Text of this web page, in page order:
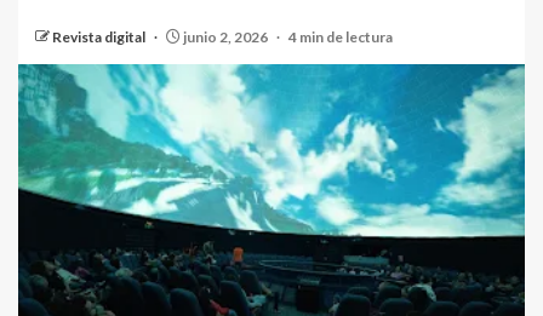
Revista digital junio 2, 2026 4 min de lectura